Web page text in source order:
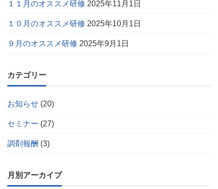
１１月のオススメ研修 2025年11月1日
１０月のオススメ研修 2025年10月1日
９月のオススメ研修 2025年9月1日
カテゴリー
お知らせ (20)
セミナー (27)
調剤報酬 (3)
月別アーカイブ